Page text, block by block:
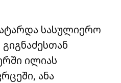
სასულიერო
ილიას
ანა